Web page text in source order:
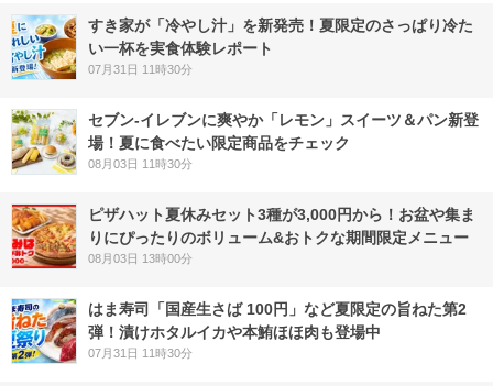
すき家が「冷やし汁」を新発売！夏限定のさっぱり冷た
い一杯を実食体験レポート
07月31日 11時30分
セブン‐イレブンに爽やか「レモン」スイーツ＆パン新登
場！夏に食べたい限定商品をチェック
08月03日 11時30分
ピザハット夏休みセット3種が3,000円から！お盆や集ま
りにぴったりのボリューム&おトクな期間限定メニュー
08月03日 13時00分
はま寿司「国産生さば 100円」など夏限定の旨ねた第2
弾！漬けホタルイカや本鮪ほほ肉も登場中
07月31日 11時30分